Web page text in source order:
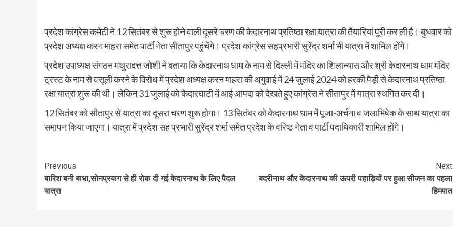
प्रदेश कांग्रेस कमेटी ने 12 सितंबर से शुरू होने वाली दूसरे चरण की केदारनाथ प्रतिष्ठा रक्षा यात्रा की तैयारियां पूरी कर ली है। बुधवार को
प्रदेश अध्यक्ष करन माहरा समेत पार्टी नेता सीतापुर पहुंचेंगे। प्रदेश कांग्रेस सहप्रभारी सुरेंद्र शर्मा भी यात्रा में शामिल होंगे।
प्रदेश उपाध्यक्ष संगठन मथुरादत्त जोशी ने बताया कि केदारनाथ धाम के नाम से दिल्ली में मंदिर का शिलान्यास और श्री केदारनाथ धाम मंदिर
ट्रस्ट के नाम से वसूली करने के विरोध में प्रदेश अध्यक्ष करन माहरा की अगुवाई में 24 जुलाई 2024 को हरकी पैड़ी से केदारनाथ प्रतिष्ठा
रक्षा यात्रा शुरू की थी। लेकिन 31 जुलाई को केदारघाटी में आई आपदा को देखते हुए कांग्रेस ने सीतापुर में यात्रा स्थगित कर दी।
12 सितंबर को सीतापुर से यात्रा का दूसरा चरण शुरू होगा। 13 सितंबर को केदारनाथ धाम में पूजा-अर्चना व जलाभिषेक के साथ यात्रा का
समापन किया जाएगा। यात्रा में प्रदेश सह प्रभारी सुरेंद्र शर्मा समेत प्रदेश के वरिष्ठ नेता व पार्टी पदाधिकारी शामिल होंगे।
Continue
Reading
Previous
बारिश बनी बाधा,सोनप्रयाग से ही रोक दी गई केदारनाथ के लिए पैदल
यात्रा
Next
बदरीनाथ और केदारनाथ की ऊपरी पहाड़ियों पर हुआ सीजन का पहला
हिमपात